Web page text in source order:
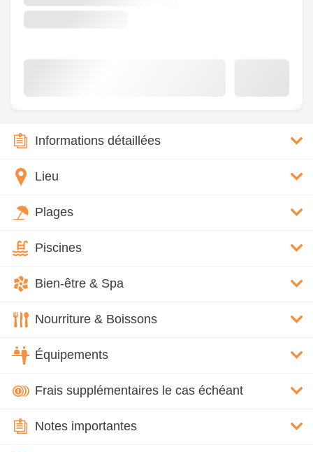
Informations détaillées
Lieu
Plages
Piscines
Bien-être & Spa
Nourriture & Boissons
Équipements
Frais supplémentaires le cas échéant
Notes importantes